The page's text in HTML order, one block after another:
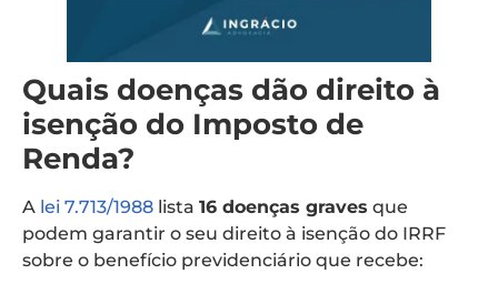
Quais doenças dão direito à
isenção do Imposto de
Renda?
A lei 7.713/1988 lista 16 doenças graves que
podem garantir o seu direito à isenção do IRRF
sobre o benefício previdenciário que recebe: